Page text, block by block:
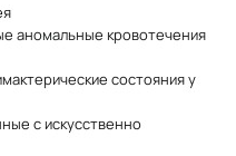
аномальные кровотечения
состояния у
с искусственно